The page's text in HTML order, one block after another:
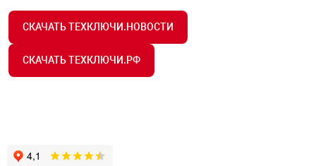
СКАЧАТЬ ТЕХКЛЮЧИ.НОВОСТИ
СКАЧАТЬ ТЕХКЛЮЧИ.РФ